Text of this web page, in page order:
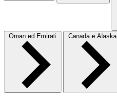
Oman ed Emirati Canada e Alaska